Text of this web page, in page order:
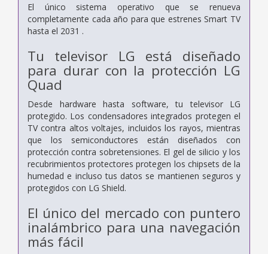
El único sistema operativo que se renueva
completamente cada año para que estrenes Smart TV
hasta el 2031 .
Tu televisor LG está diseñado
para durar con la protección LG
Quad
Desde hardware hasta software, tu televisor LG
protegido. Los condensadores integrados protegen el
TV contra altos voltajes, incluidos los rayos, mientras
que los semiconductores están diseñados con
protección contra sobretensiones. El gel de silicio y los
recubrimientos protectores protegen los chipsets de la
humedad e incluso tus datos se mantienen seguros y
protegidos con LG Shield.
El único del mercado con puntero
inalámbrico para una navegación
más fácil